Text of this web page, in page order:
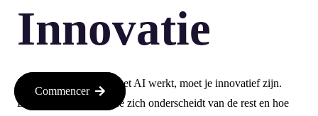
Innovatie
Zelfs als je niet direct met AI werkt, moet je innovatief zijn.
Laat zien hoe jouw idee zich onderscheidt van de rest en hoe
Commencer